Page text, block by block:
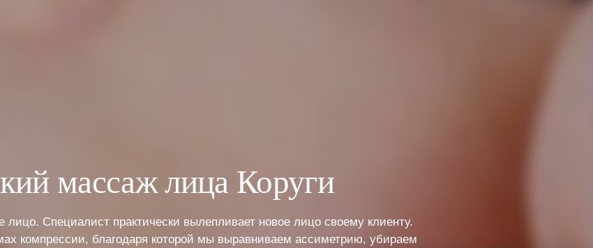
массаж лица Коруги
лицо. Специалист практически вылепливает новое лицо своему клиенту.
компрессии, благодаря которой мы выравниваем ассиметрию, убираем